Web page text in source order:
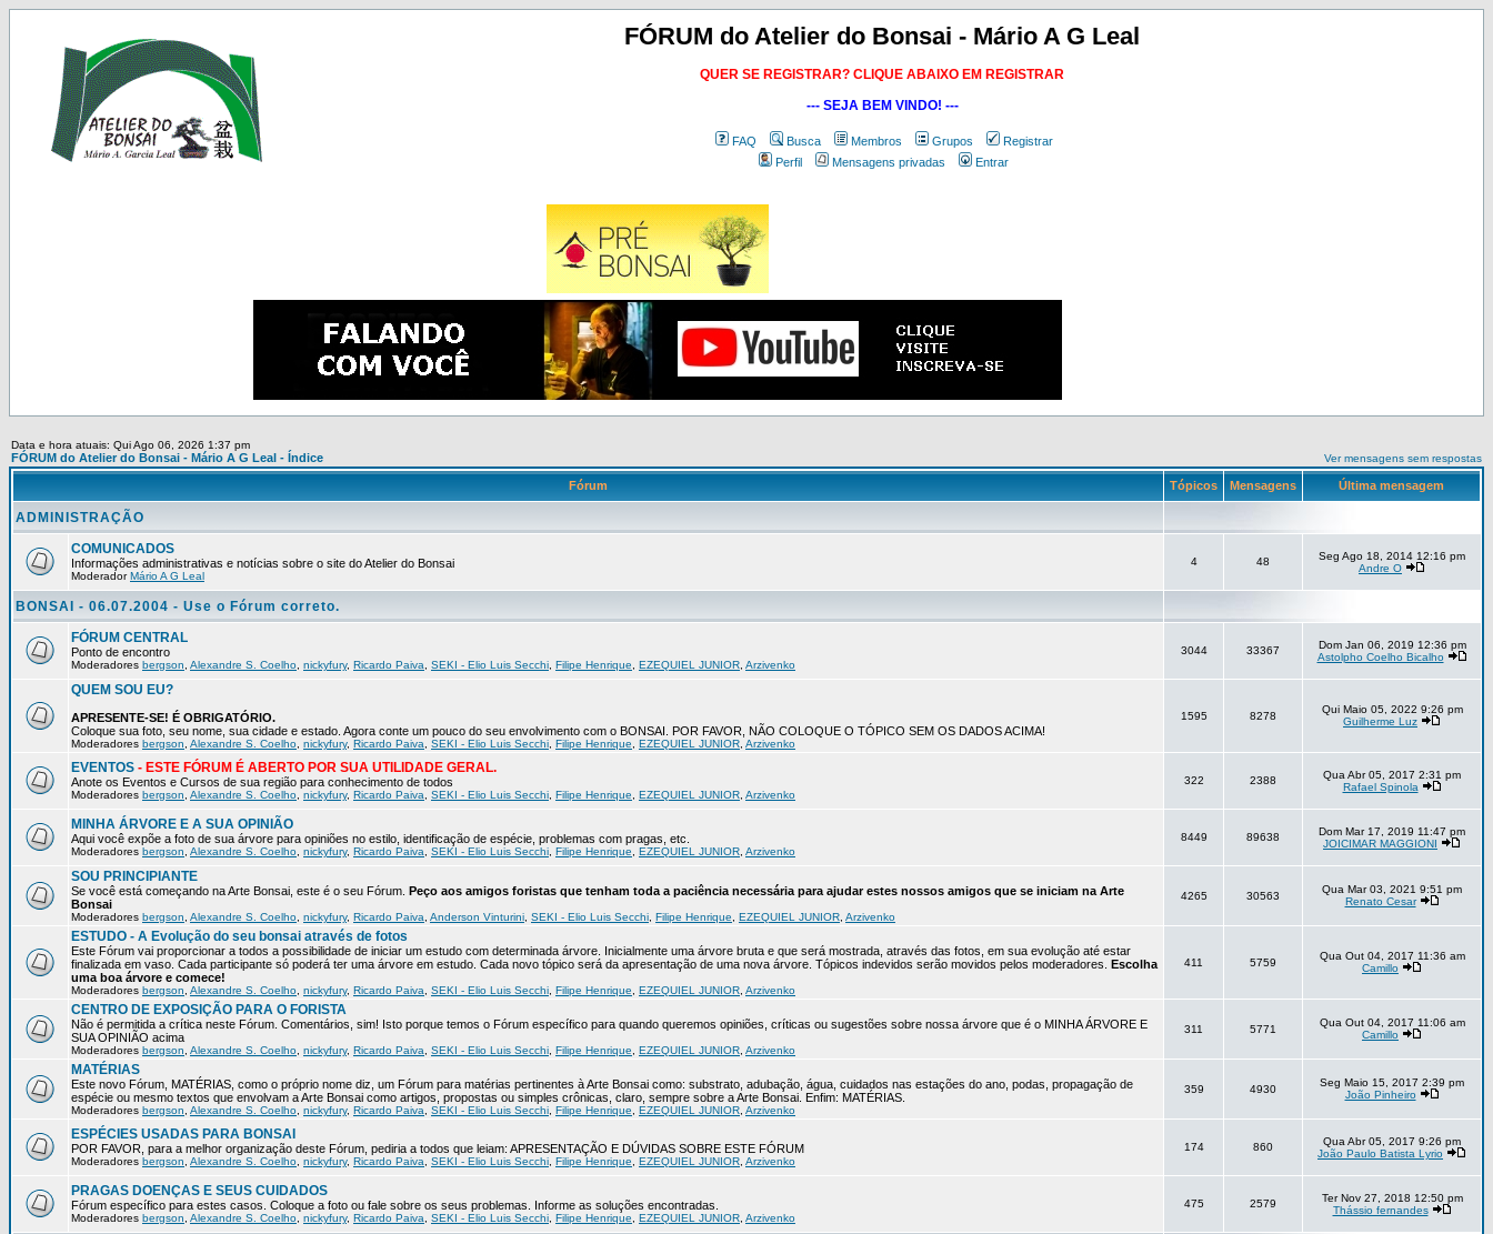
FÓRUM do Atelier do Bonsai - Mário A G Leal
QUER SE REGISTRAR? CLIQUE ABAIXO EM REGISTRAR
--- SEJA BEM VINDO! ---
FAQ Busca Membros Grupos
Registrar
Perfil
Mensagens privadas Entrar
Data e hora atuais: Qui Ago 06, 2026 1:37 pm
FÓRUM do Atelier do Bonsai - Mário A G Leal - Índice Ver mensagens sem respostas
Fórum Tópicos Mensagens Última mensagem
ADMINISTRAÇÃO
COMUNICADOS
Informações administrativas e notícias sobre o site do Atelier do Bonsai
ModeradorMário A G Leal
4 48
Seg Ago 18, 2014 12:16 pm
Andre O
BONSAI - 06.07.2004 - Use o Fórum correto.
FÓRUM CENTRAL
Ponto de encontro
Moderadores bergson Alexandre S. Coelho nickyfury, Ricardo Paiva SEKI - Elio Luis Secchi Filipe Henrique EZEQUIEL JUNIOR Arzivenko
3044 33367
Dom Jan 06, 2019 12:36 pm
Astolpho Coelho Bicalho
QUEM SOU EU?
APRESENTE-SE! É OBRIGATÓRIO.
Coloque sua foto, seu nome, sua cidade e estado. Agora conte um pouco do seu envolvimento com o BONSAI. POR FAVOR, NÃO COLOQUE O TÓPICO SEM OS DADOS ACIMA!
Moderadores bergson Alexandre S. Coelho nickyfury, Ricardo Paiva SEKI - Elio Luis Secchi Filipe Henrique EZEQUIEL JUNIOR Arzivenko
1595 8278
Qui Maio 05, 2022 9:26 pm
Guilherme Luz
EVENTOS - ESTE FÓRUM É ABERTO POR SUA UTILIDADE GERAL.
Anote os Eventos e Cursos de sua região para conhecimento de todos
Moderadores bergson Alexandre S. Coelho nickyfury, Ricardo Paiva SEKI - Elio Luis Secchi Filipe Henrique EZEQUIEL JUNIOR Arzivenko
322 2388
Qua Abr 05, 2017 2:31 pm
Rafael Spinola
MINHA ÁRVORE E A SUA OPINIÃO
Aqui você expõe a foto de sua árvore para opiniões no estilo, identificação de espécie, problemas com pragas, etc.
Moderadores bergson Alexandre S. Coelho nickyfury, Ricardo Paiva SEKI - Elio Luis Secchi Filipe Henrique EZEQUIEL JUNIOR Arzivenko
8449 89638
Dom Mar 17, 2019 11:47 pm
JOICIMAR MAGGIONI
SOU PRINCIPIANTE
Se você está começando na Arte Bonsai, este é o seu Fórum. Peço aos amigos foristas que tenham toda a paciência necessária para ajudar estes nossos amigos que se iniciam na Arte
Bonsai
Moderadores bergson Alexandre S. Coelho nickyfury, Ricardo Paiva Anderson Vinturini SEKI - Elio Luis Secchi Filipe Henrique EZEQUIEL JUNIOR Arzivenko
4265 30563
Qua Mar 03, 2021 9:51 pm
Renato Cesar
ESTUDO - A Evolução do seu bonsai através de fotos
Este Fórum vai proporcionar a todos a possibilidade de iniciar um estudo com determinada árvore. Inicialmente uma árvore bruta e que será mostrada, através das fotos, em sua evolução até estar
finalizada em vaso. Cada participante só poderá ter uma árvore em estudo. Cada novo tópico será da apresentação de uma nova árvore. Tópicos indevidos serão movidos pelos moderadores. Escolha
uma boa árvore e comece!
Moderadores bergson Alexandre S. Coelho nickyfury, Ricardo Paiva SEKI - Elio Luis Secchi Filipe Henrique EZEQUIEL JUNIOR Arzivenko
411 5759
Qua Out 04, 2017 11:36 am
Camillo
CENTRO DE EXPOSIÇÃO PARA O FORISTA
Não é permitida a crítica neste Fórum. Comentários, sim! Isto porque temos o Fórum específico para quando queremos opiniões, críticas ou sugestões sobre nossa árvore que é o MINHA ÁRVORE E
SUA OPINIÃO acima
Moderadores bergson Alexandre S. Coelho nickyfury, Ricardo Paiva SEKI - Elio Luis Secchi Filipe Henrique EZEQUIEL JUNIOR Arzivenko
311 5771
Qua Out 04, 2017 11:06 am
Camillo
MATÉRIAS
Este novo Fórum, MATÉRIAS, como o próprio nome diz, um Fórum para matérias pertinentes à Arte Bonsai como: substrato, adubação, água, cuidados nas estações do ano, podas, propagação de
espécie ou mesmo textos que envolvam a Arte Bonsai como artigos, propostas ou simples crônicas, claro, sempre sobre a Arte Bonsai. Enfim: MATÉRIAS.
Moderadores bergson Alexandre S. Coelho nickyfury, Ricardo Paiva SEKI - Elio Luis Secchi Filipe Henrique EZEQUIEL JUNIOR Arzivenko
359 4930
Seg Maio 15, 2017 2:39 pm
João Pinheiro
ESPÉCIES USADAS PARA BONSAI
POR FAVOR, para a melhor organização deste Fórum, pediria a todos que leiam: APRESENTAÇÃO E DÚVIDAS SOBRE ESTE FÓRUM
Moderadores bergson Alexandre S. Coelho nickyfury, Ricardo Paiva SEKI - Elio Luis Secchi Filipe Henrique EZEQUIEL JUNIOR Arzivenko
174 860
Qua Abr 05, 2017 9:26 pm
João Paulo Batista Lyrio
PRAGAS DOENÇAS E SEUS CUIDADOS
Fórum específico para estes casos. Coloque a foto ou fale sobre os seus problemas. Informe as soluções encontradas.
Moderadores bergson Alexandre S. Coelho nickyfury, Ricardo Paiva SEKI - Elio Luis Secchi Filipe Henrique EZEQUIEL JUNIOR Arzivenko
475 2579
Ter Nov 27, 2018 12:50 pm
Thássio fernandes